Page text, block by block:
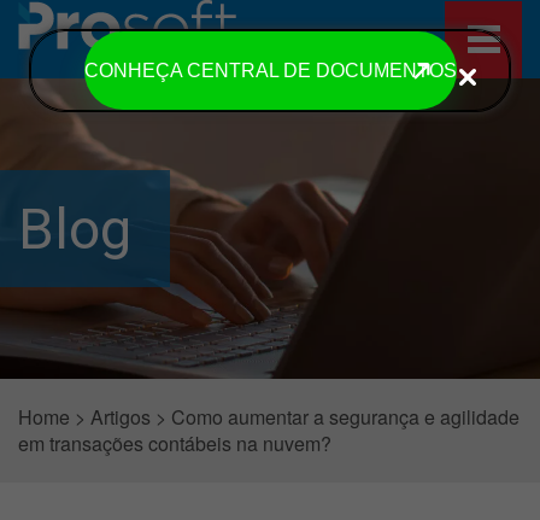
CONHEÇA CENTRAL DE DOCUMENTOS
Blog
Home > Artigos > Como aumentar a segurança e agilidade
em transações contábeis na nuvem?